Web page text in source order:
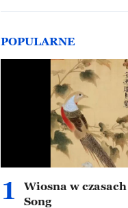
narodowego
POPULARNE
1
Wiosna w
Song